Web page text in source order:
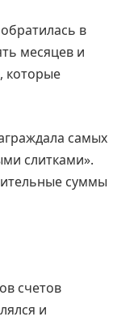
в
месяцев и
которые
самых
слитками».
суммы
счетов
и